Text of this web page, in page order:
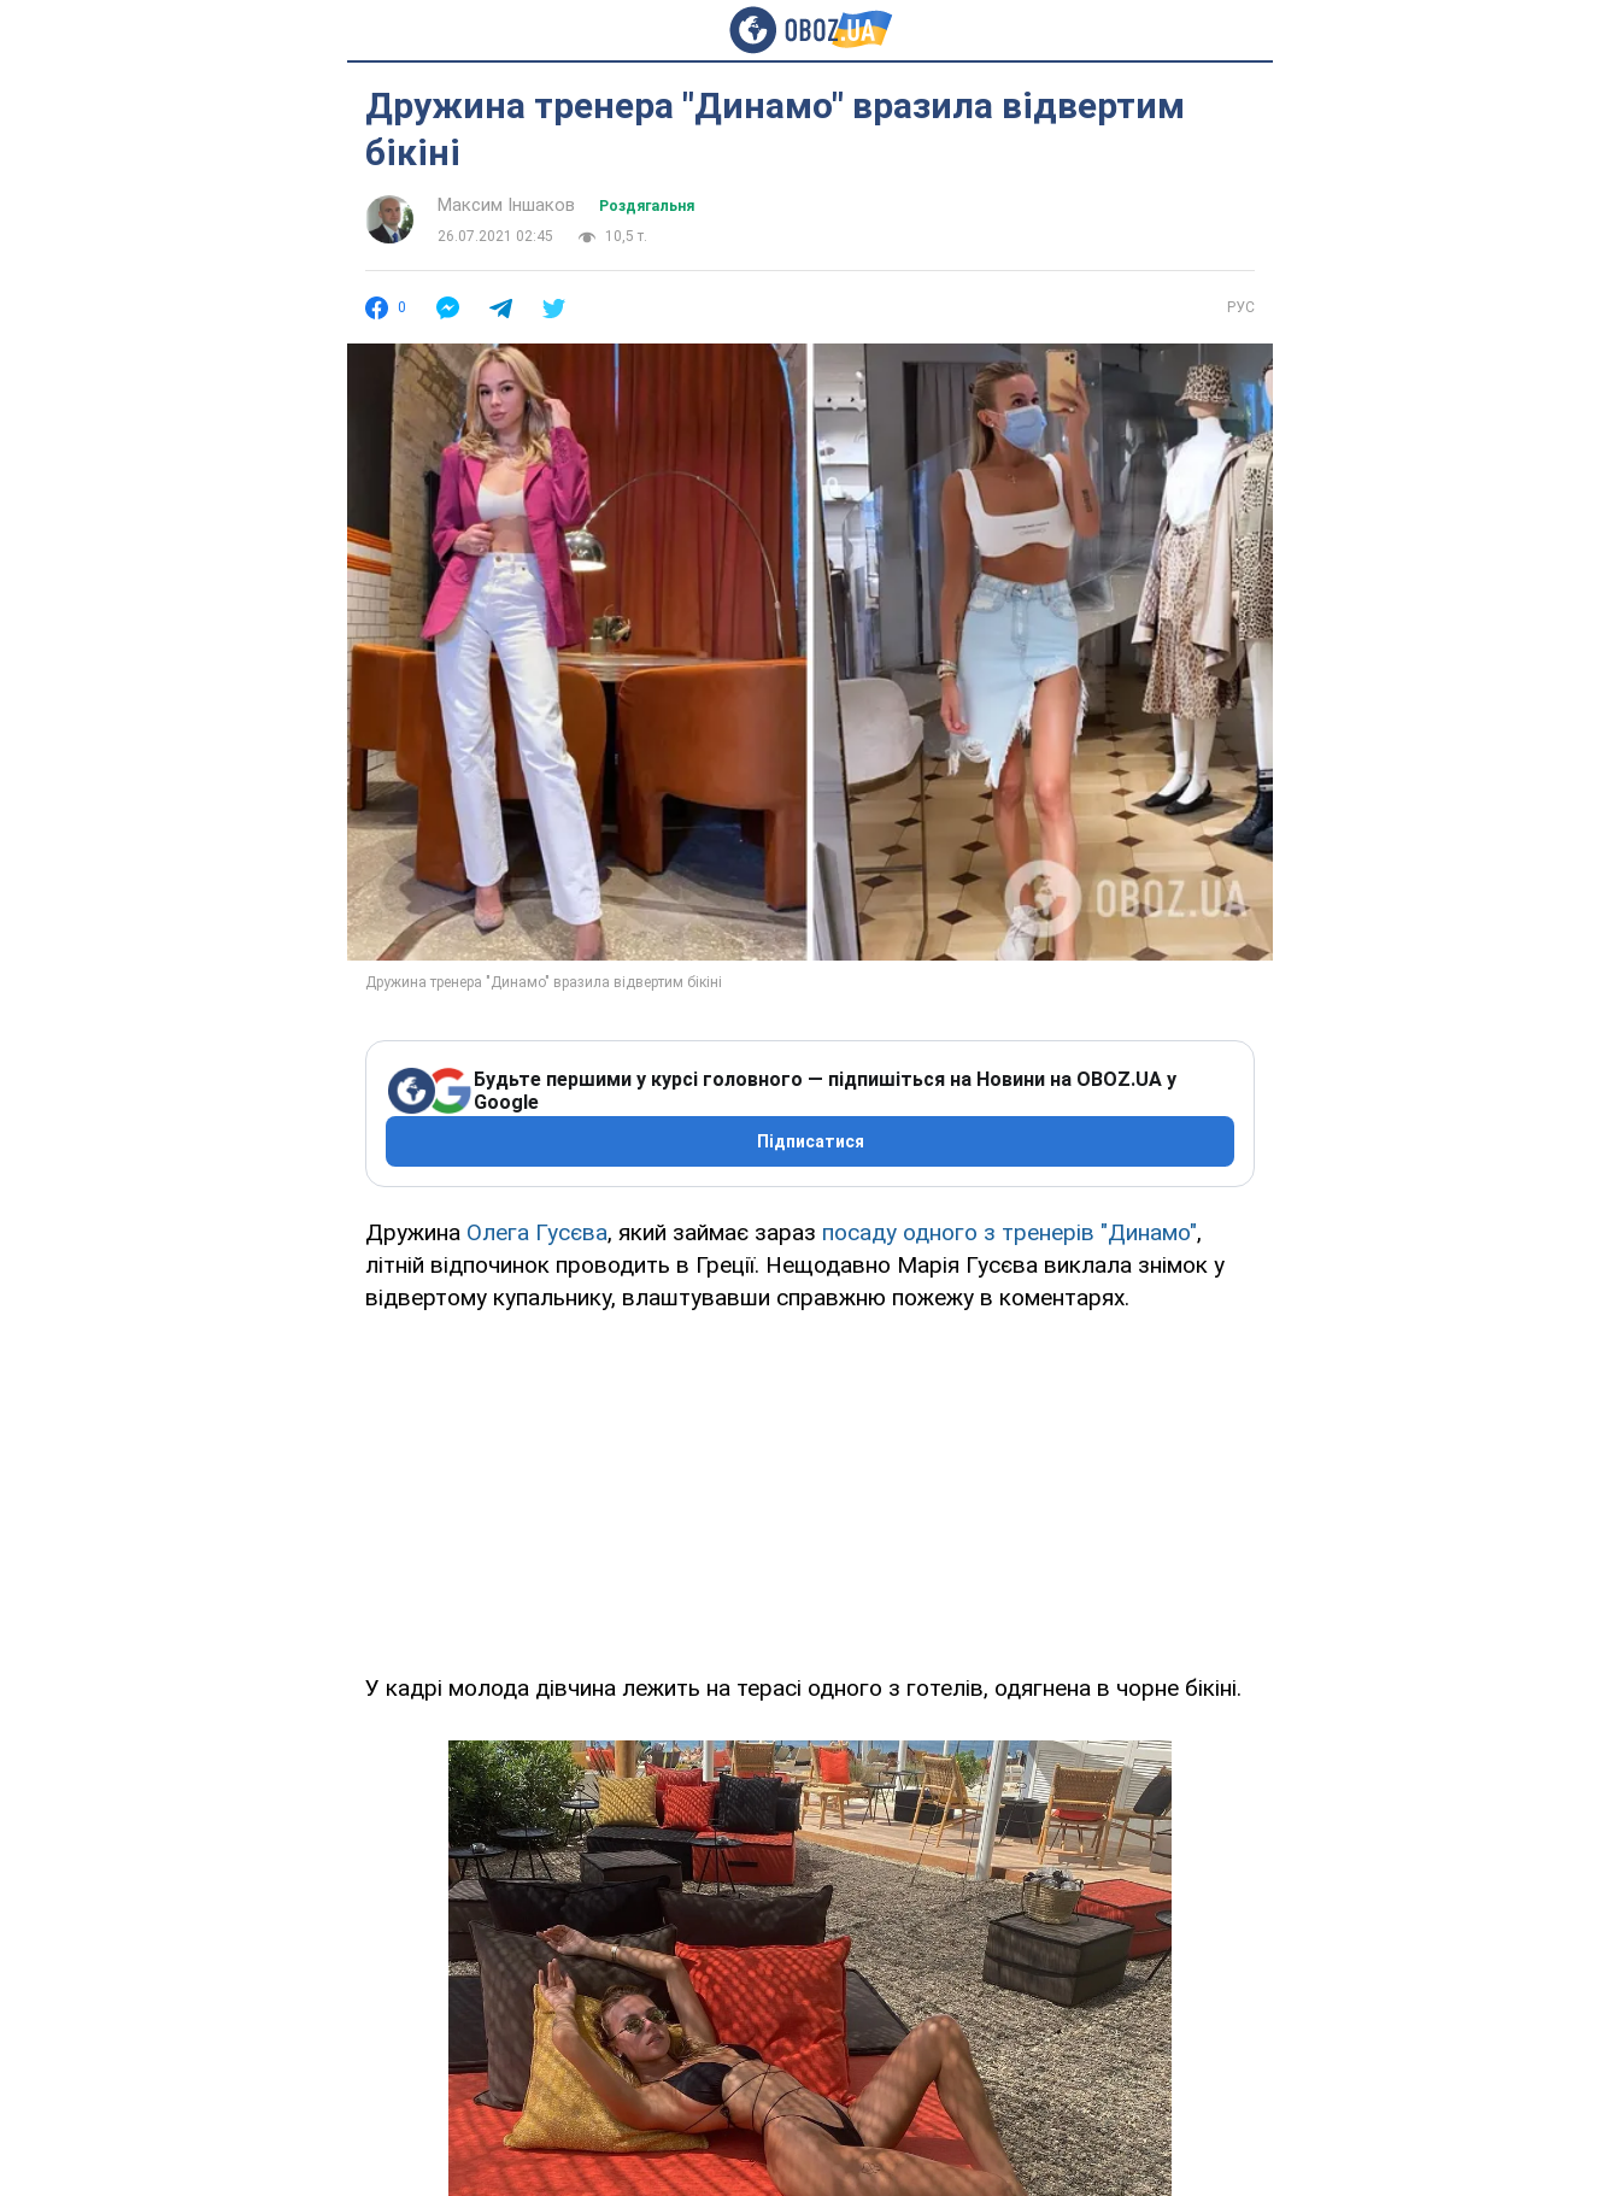
Дружина тренера "Динамо" вразила відвертим
бікіні
Максим Іншаков
Роздягальня
26.07.2021 02:45
10,5 т.
0 РУС
Будьте першими у курсі головного — підпишіться на Новини на OBOZ.UA у
Google
Підписатися
Дружина Олега Гусєва, який займає зараз посаду одного з тренерів "Динамо",
літній відпочинок проводить в Греції. Нещодавно Марія Гусєва виклала знімок у
відвертому купальнику, влаштувавши справжню пожежу в коментарях.
У кадрі молода дівчина лежить на терасі одного з готелів, одягнена в чорне бікіні.